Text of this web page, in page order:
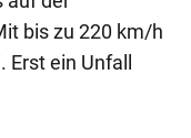
bis zu 220 km/h
ein Unfall